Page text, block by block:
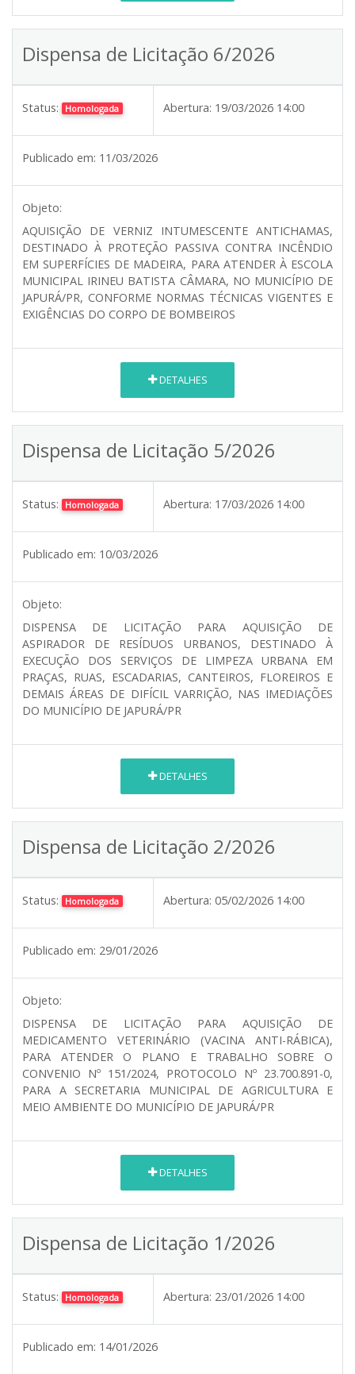
Dispensa de Licitação 6/2026
Status: Homologada Abertura: 19/03/2026 14:00
Publicado em: 11/03/2026
Objeto:
AQUISIÇÃO DE VERNIZ INTUMESCENTE ANTICHAMAS,
DESTINADO À PROTEÇÃO PASSIVA CONTRA INCÊNDIO
EM SUPERFÍCIES DE MADEIRA, PARA ATENDER À ESCOLA
MUNICIPAL IRINEU BATISTA CÂMARA, NO MUNICÍPIO DE
JAPURÁ/PR, CONFORME NORMAS TÉCNICAS VIGENTES E
EXIGÊNCIAS DO CORPO DE BOMBEIROS
DETALHES
Dispensa de Licitação 5/2026
Status: Homologada Abertura: 17/03/2026 14:00
Publicado em: 10/03/2026
Objeto:
DISPENSA DE LICITAÇÃO PARA AQUISIÇÃO DE
ASPIRADOR DE RESÍDUOS URBANOS, DESTINADO À
EXECUÇÃO DOS SERVIÇOS DE LIMPEZA URBANA EM
PRAÇAS, RUAS, ESCADARIAS, CANTEIROS, FLOREIROS E
DEMAIS ÁREAS DE DIFÍCIL VARRIÇÃO, NAS IMEDIAÇÕES
DO MUNICÍPIO DE JAPURÁ/PR
DETALHES
Dispensa de Licitação 2/2026
Status: Homologada Abertura: 05/02/2026 14:00
Publicado em: 29/01/2026
Objeto:
DISPENSA DE LICITAÇÃO PARA AQUISIÇÃO DE
MEDICAMENTO VETERINÁRIO (VACINA ANTI-RÁBICA),
PARA ATENDER O PLANO E TRABALHO SOBRE O
CONVENIO Nº 151/2024, PROTOCOLO Nº 23.700.891-0,
PARA A SECRETARIA MUNICIPAL DE AGRICULTURA E
MEIO AMBIENTE DO MUNICÍPIO DE JAPURÁ/PR
DETALHES
Dispensa de Licitação 1/2026
Status: Homologada Abertura: 23/01/2026 14:00
Publicado em: 14/01/2026